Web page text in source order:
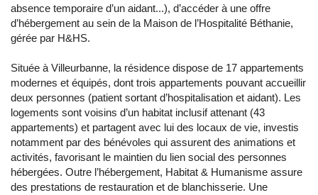
absence temporaire d’un aidant...), d’accéder à une offre
d’hébergement au sein de la Maison de l’Hospitalité Béthanie,
gérée par H&HS.
Située à Villeurbanne, la résidence dispose de 17 appartements
modernes et équipés, dont trois appartements pouvant accueillir
deux personnes (patient sortant d’hospitalisation et aidant). Les
logements sont voisins d’un habitat inclusif attenant (43
appartements) et partagent avec lui des locaux de vie, investis
notamment par des bénévoles qui assurent des animations et
activités, favorisant le maintien du lien social des personnes
hébergées. Outre l’hébergement, Habitat & Humanisme assure
des prestations de restauration et de blanchisserie. Une